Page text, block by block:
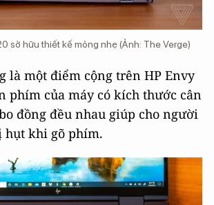
sở hữu thiết kế mỏng nhẹ (Ảnh: The Verge)
là một điểm cộng trên HP Envy
phím của máy có kích thước cân
đồng đều nhau giúp cho người
hụt khi gõ phím.